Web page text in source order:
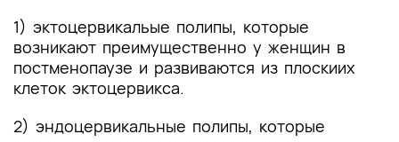
1) эктоцервикальые полипы, которые
возникают преимущественно у женщин в
постменопаузе и развиваются из плоскиих
клеток эктоцервикса.
2) эндоцервикальные полипы, которые